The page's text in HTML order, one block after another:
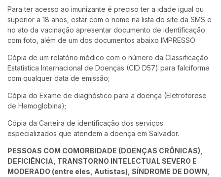
Para ter acesso ao imunizante é preciso ter a idade igual ou
superior a 18 anos, estar com o nome na lista do site da SMS e
no ato da vacinação apresentar documento de identificação
com foto, além de um dos documentos abaixo IMPRESSO:
Cópia de um relatório médico com o número da Classificação
Estatística Internacional de Doenças (CID D57) para falciforme
com qualquer data de emissão;
Cópia do Exame de diagnóstico para a doença (Eletroforese
de Hemoglobina);
Cópia da Carteira de identificação dos serviços
especializados que atendem a doença em Salvador.
PESSOAS COM COMORBIDADE (DOENÇAS CRÔNICAS),
DEFICIÊNCIA, TRANSTORNO INTELECTUAL SEVERO E
MODERADO (entre eles, Autistas), SÍNDROME DE DOWN,